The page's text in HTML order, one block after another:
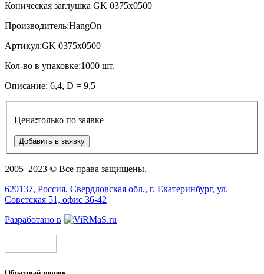
Коническая заглушка GK 0375x0500
Производитель:HangOn
Артикул:GK 0375x0500
Кол-во в упаковке:1000 шт.
Описание: 6,4, D = 9,5
Цена:только по заявке
Добавить в заявку
2005–2023 © Все права защищены.
620137, Россия, Свердловская обл., г. Екатеринбург, ул.
Советская 51, офис 36-42
Разработано в